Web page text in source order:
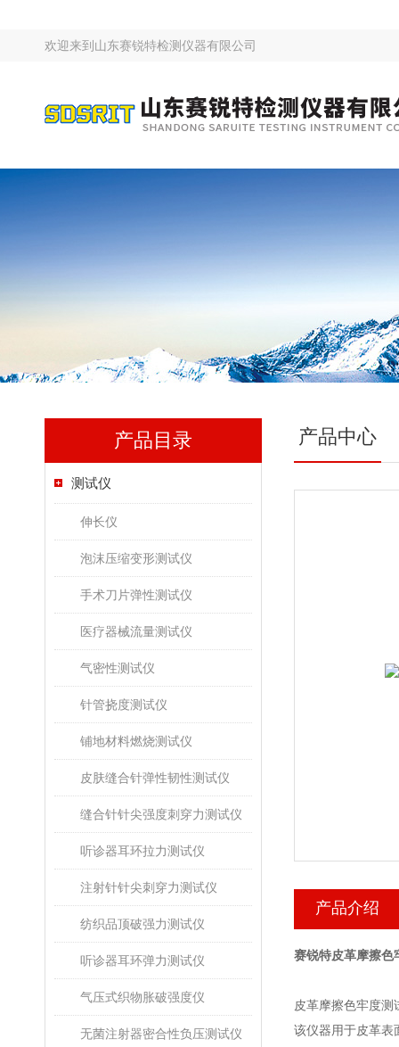
欢迎来到 山东赛锐特检测仪器有限公司
产品目录
测试仪
伸长仪
泡沫压缩变形测试仪
手术刀片弹性测试仪
医疗器械流量测试仪
气密性测试仪
针管挠度测试仪
铺地材料燃烧测试仪
皮肤缝合针弹性韧性测试仪
缝合针针尖强度刺穿力测试仪
听诊器耳环拉力测试仪
注射针针尖刺穿力测试仪
纺织品顶破强力测试仪
听诊器耳环弹力测试仪
气压式织物胀破强度仪
无菌注射器密合性负压测试仪
产品中心
产品介绍
赛锐特皮革摩擦色
皮革摩擦色牢度测
该仪器用于皮革表